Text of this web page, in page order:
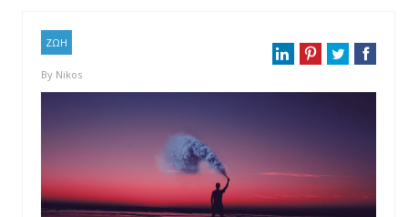
ΖΩΗ
By Nikos